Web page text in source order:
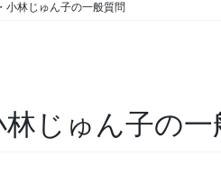
小林じゅん子の一般質問
林じゅん子の一